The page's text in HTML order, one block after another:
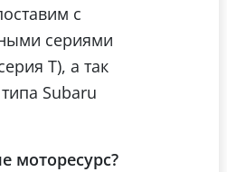
с
сериями
T), а так
Subaru
моторесурс?